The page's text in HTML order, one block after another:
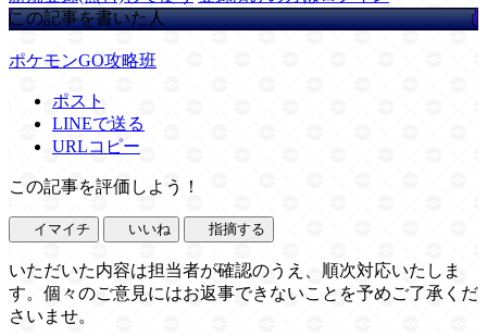
この記事を書いた人
ポケモンGO攻略班
ポスト
LINEで送る
URLコピー
この記事を評価しよう！
イマイチ いいね 指摘する
いただいた内容は担当者が確認のうえ、順次対応いたしま
す。個々のご意見にはお返事できないことを予めご了承くだ
さいませ。